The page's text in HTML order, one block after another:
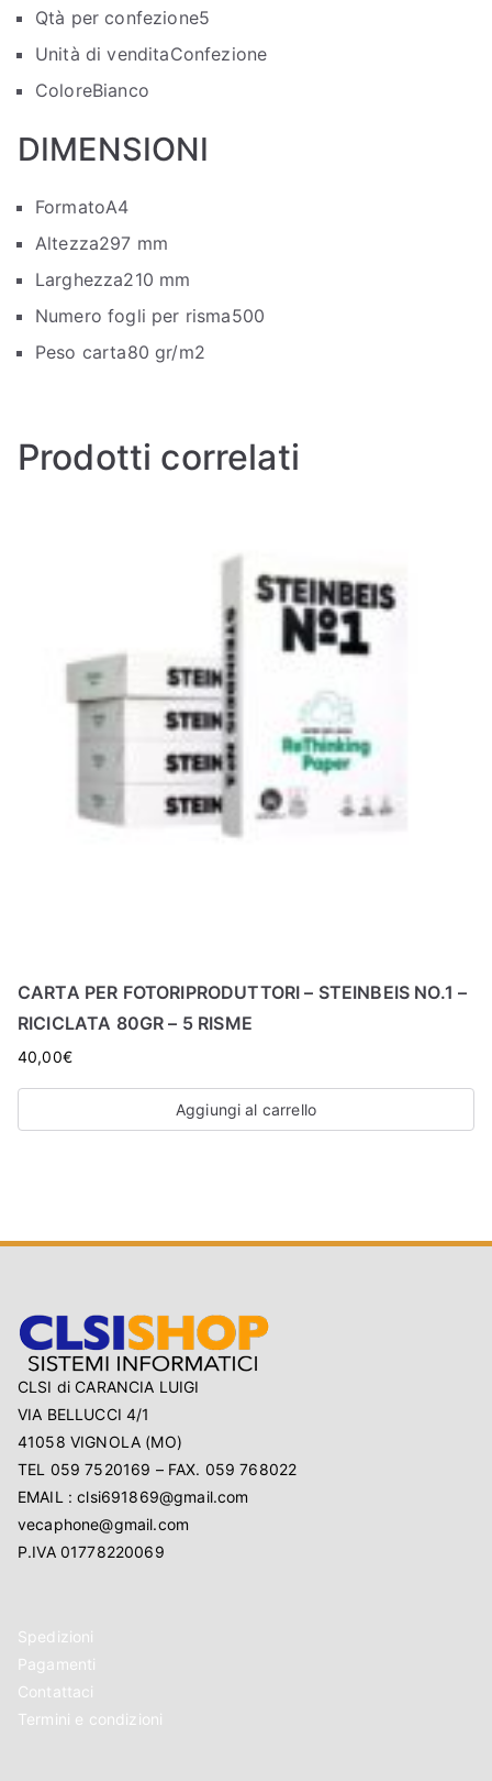
Qtà per confezione5
Unità di venditaConfezione
ColoreBianco
DIMENSIONI
FormatoA4
Altezza297 mm
Larghezza210 mm
Numero fogli per risma500
Peso carta80 gr/m2
Prodotti correlati
CARTA PER FOTORIPRODUTTORI – STEINBEIS NO.1 –
RICICLATA 80GR – 5 RISME
40,00€
Aggiungi al carrello
CLSI di CARANCIA LUIGI
VIA BELLUCCI 4/1
41058 VIGNOLA (MO)
TEL 059 7520169 – FAX. 059 768022
EMAIL : clsi691869@gmail.com
vecaphone@gmail.com
P.IVA 01778220069
Spedizioni
Pagamenti
Contattaci
Termini e condizioni